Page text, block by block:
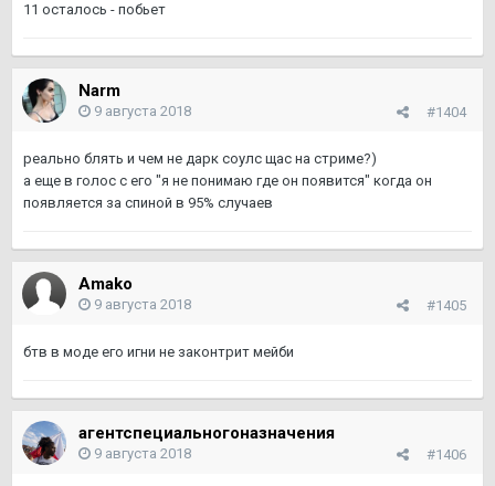
11 осталось - побьет
Narm
#1404
9 августа 2018
реально блять и чем не дарк соулс щас на стриме?)
а еще в голос с его "я не понимаю где он появится" когда он
появляется за спиной в 95% случаев
Amako
#1405
9 августа 2018
бтв в моде его игни не законтрит мейби
агентспециальногоназначения
#1406
9 августа 2018